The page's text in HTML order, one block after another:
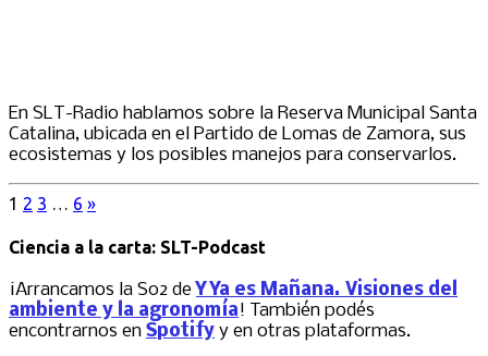
En SLT-Radio hablamos sobre la Reserva Municipal Santa
Catalina, ubicada en el Partido de Lomas de Zamora, sus
ecosistemas y los posibles manejos para conservarlos.
1 2 3 … 6 »
Ciencia a la carta: SLT-Podcast
¡Arrancamos la S02 deY Ya es Mañana. Visiones del
ambiente y la agronomía! También podés
encontrarnos en Spotify y en otras plataformas.